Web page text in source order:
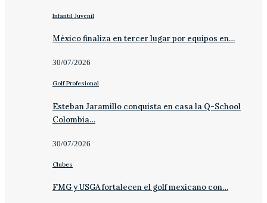
Infantil Juvenil
México finaliza en tercer lugar por equipos en…
30/07/2026
Golf Profesional
Esteban Jaramillo conquista en casa la Q-School
Colombia…
30/07/2026
Clubes
FMG y USGA fortalecen el golf mexicano con…